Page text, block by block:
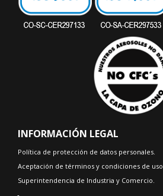
INFORMACIÓN LEGAL
Política de protección de datos personales.
Aceptación de términos y condiciones de uso.
Superintendencia de Industria y Comercio.